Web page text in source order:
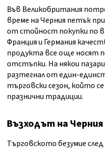
Във Великобритания
време на Черния петък
от стойност покупки по
Франция и Германия
продукта все още носят
отстъпки. На някои
разтегнал от един-
търговски сезон, който
празнични традиции.
Възходът на
Търговското безумие